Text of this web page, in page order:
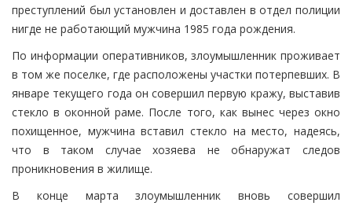
преступлений был установлен и доставлен в отдел полиции
нигде не работающий мужчина 1985 года рождения.
По информации оперативников, злоумышленник проживает
в том же поселке, где расположены участки потерпевших. В
январе текущего года он совершил первую кражу, выставив
стекло в оконной раме. После того, как вынес через окно
похищенное, мужчина вставил стекло на место, надеясь,
что в таком случае хозяева не обнаружат следов
проникновения в жилище.
В конце марта злоумышленник вновь совершил